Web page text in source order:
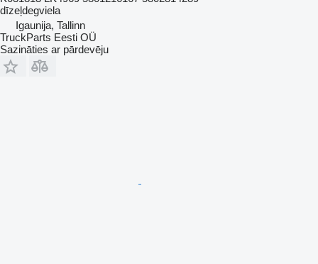
dīzeļdegviela
Igaunija, Tallinn
TruckParts Eesti OÜ
Sazināties ar pārdevēju